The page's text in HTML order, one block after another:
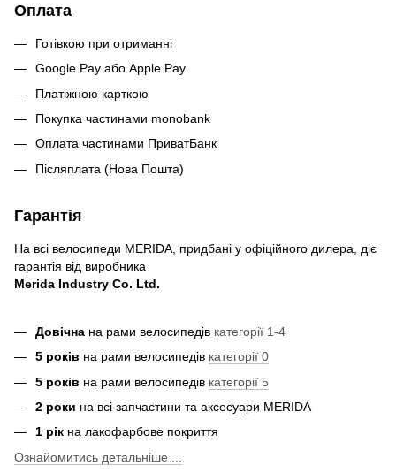
Оплата
Готівкою при отриманні
Google Pay або Apple Pay
Платіжною карткою
Покупка частинами monobank
Оплата частинами ПриватБанк
Післяплата (Нова Пошта)
Гарантія
На всі велосипеди MERIDA, придбані у офіційного дилера, діє
гарантія від виробника
Merida Industry Co. Ltd.
Довічна на рами велосипедів категорії 1-4
5 років на рами велосипедів категорії 0
5 років на рами велосипедів категорії 5
2 роки на всі запчастини та аксесуари MERIDA
1 рік на лакофарбове покриття
Ознайомитись детальніше ...